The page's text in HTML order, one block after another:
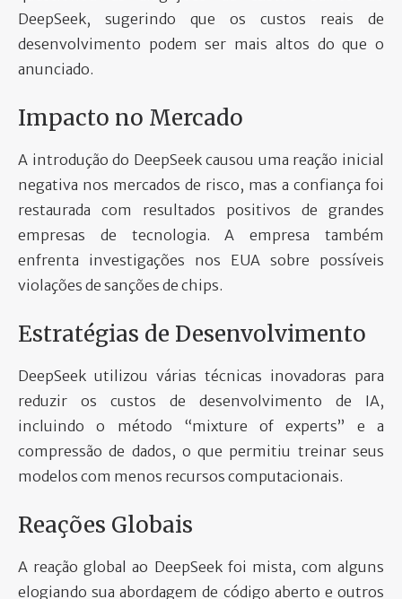
DeepSeek, sugerindo que os custos reais de
desenvolvimento podem ser mais altos do que o
anunciado.
Impacto no Mercado
A introdução do DeepSeek causou uma reação inicial
negativa nos mercados de risco, mas a confiança foi
restaurada com resultados positivos de grandes
empresas de tecnologia. A empresa também
enfrenta investigações nos EUA sobre possíveis
violações de sanções de chips.
Estratégias de Desenvolvimento
DeepSeek utilizou várias técnicas inovadoras para
reduzir os custos de desenvolvimento de IA,
incluindo o método “mixture of experts” e a
compressão de dados, o que permitiu treinar seus
modelos com menos recursos computacionais.
Reações Globais
A reação global ao DeepSeek foi mista, com alguns
elogiando sua abordagem de código aberto e outros